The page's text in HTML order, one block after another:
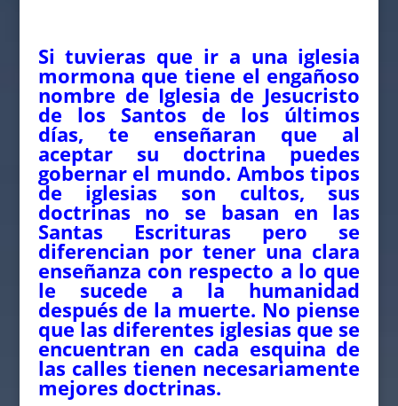
Si tuvieras que ir a una iglesia
mormona que tiene el engañoso
nombre de Iglesia de Jesucristo
de los Santos de los últimos
días, te enseñaran que al
aceptar su doctrina puedes
gobernar el mundo. Ambos tipos
de iglesias son cultos, sus
doctrinas no se basan en las
Santas Escrituras pero se
diferencian por tener una clara
enseñanza con respecto a lo que
le sucede a la humanidad
después de la muerte. No piense
que las diferentes iglesias que se
encuentran en cada esquina de
las calles tienen necesariamente
mejores doctrinas.